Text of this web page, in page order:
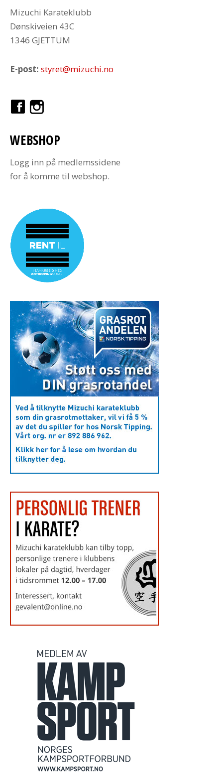
Mizuchi Karateklubb
Dønskiveien 43C
1346 GJETTUM
E-post: styret@mizuchi.no
WEBSHOP
Logg inn på medlemssidene
for å komme til webshop.